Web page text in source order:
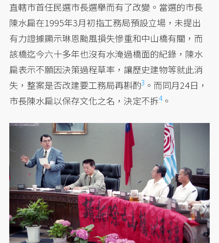
直轄市首任民選市長選舉而有了改變。當選的市長
陳水扁在1995年3月初指工務局預設立場，未提出
有力證據顯示琳恩颱風損失慘重和中山橋有關，而
該橋迄今六十多年也沒有水淹過橋面的紀錄，陳水
扁表示不願因決策過程草率，讓歷史建物等就此消
失， 整案是否改建要工務局再斟酌3 。而同月24日，
市長陳水扁以保存文化之名，決定不拆4。